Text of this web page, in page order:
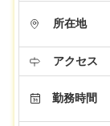
所在地
アクセス
勤務時間